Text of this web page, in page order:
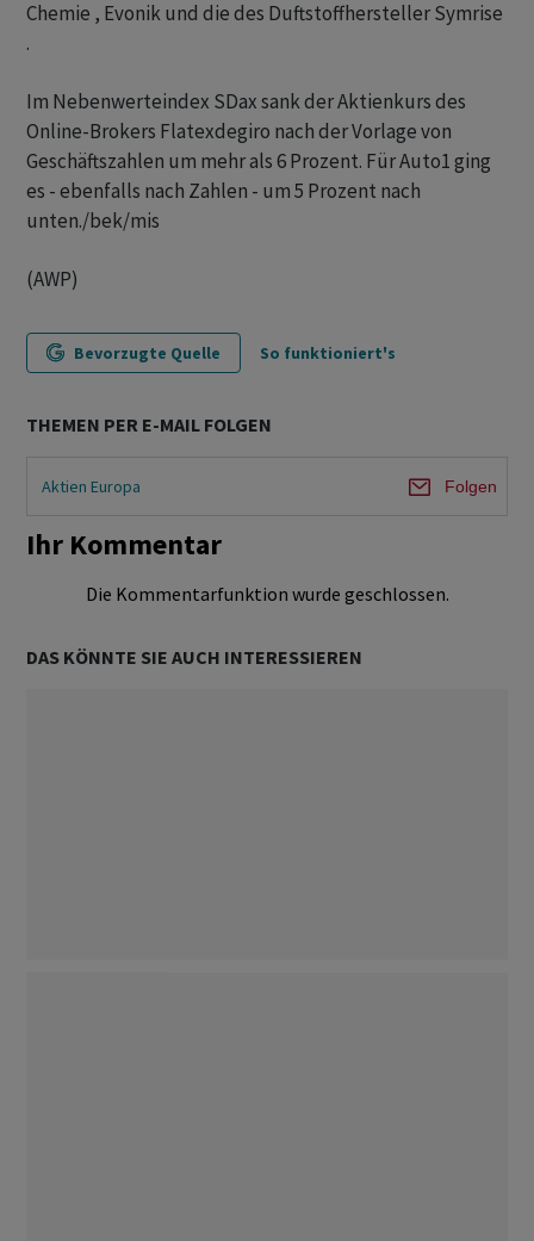
Chemie , Evonik und die des Duftstoffhersteller Symrise
.
Im Nebenwerteindex SDax sank der Aktienkurs des
Online-Brokers Flatexdegiro nach der Vorlage von
Geschäftszahlen um mehr als 6 Prozent. Für Auto1 ging
es - ebenfalls nach Zahlen - um 5 Prozent nach
unten./bek/mis
(AWP)
Bevorzugte Quelle So funktioniert's
THEMEN PER E-MAIL FOLGEN
Aktien Europa Folgen
Ihr Kommentar
Die Kommentarfunktion wurde geschlossen.
DAS KÖNNTE SIE AUCH INTERESSIEREN